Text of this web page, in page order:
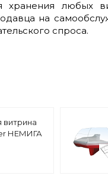
любых
на
спроса.
витрина
НЕМИГА